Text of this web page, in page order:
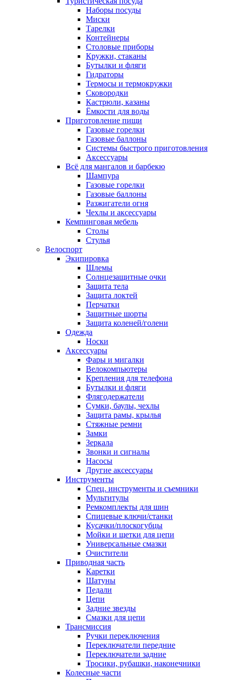
Наборы посуды
Миски
Тарелки
Контейнеры
Столовые приборы
Кружки, стаканы
Бутылки и фляги
Гидраторы
Термосы и термокружки
Сковородки
Кастрюли, казаны
Ёмкости для воды
Приготовление пищи
Газовые горелки
Газовые баллоны
Системы быстрого приготовления
Аксессуары
Всё для мангалов и барбекю
Шампура
Газовые горелки
Газовые баллоны
Разжигатели огня
Чехлы и аксессуары
Кемпинговая мебель
Столы
Стулья
Велоспорт
Экипировка
Шлемы
Солнцезащитные очки
Защита тела
Защита локтей
Перчатки
Защитные шорты
Защита коленей/голени
Одежда
Носки
Аксессуары
Фары и мигалки
Велокомпьютеры
Крепления для телефона
Бутылки и фляги
Флягодержатели
Сумки, баулы, чехлы
Защита рамы, крылья
Стяжные ремни
Замки
Зеркала
Звонки и сигналы
Насосы
Другие аксессуары
Инструменты
Спец. инструменты и съемники
Мультитулы
Ремкомплекты для шин
Спицевые ключи/станки
Кусачки/плоскогубцы
Мойки и щетки для цепи
Универсальные смазки
Очистители
Приводная часть
Каретки
Шатуны
Педали
Цепи
Задние звезды
Смазки для цепи
Трансмиссия
Ручки переключения
Переключатели передние
Переключатели задние
Тросики, рубашки, наконечники
Колесные части